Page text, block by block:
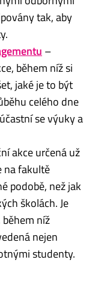
tak, aby
–
během níž si
jaké je to být
celého dne
se výuky a
akce určená už
na fakultě
podobě, než jak
školách. Je
níž
nejen
studenty.